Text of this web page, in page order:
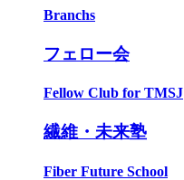
Branchs
フェロー会
Fellow Club for TMSJ
繊維・未来塾
Fiber Future School